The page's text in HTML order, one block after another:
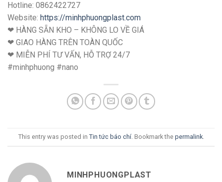
Hotline: ‭0862422727
Website: https://minhphuongplast.com
❤ HÀNG SẴN KHO – KHÔNG LO VỀ GIÁ
❤ GIAO HÀNG TRÊN TOÀN QUỐC
❤ MIỄN PHÍ TƯ VẤN, HỖ TRỢ 24/7
#minhphuong #nano
This entry was posted in Tin tức báo chí. Bookmark the permalink.
MINHPHUONGPLAST